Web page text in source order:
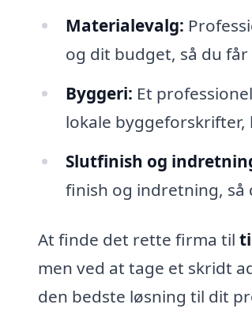
Materialevalg:
og dit budget, så du
Byggeri: Et
lokale
Slutfinish og
finish og indretning,
At finde det rette firma til
men ved at tage et skridt
den bedste løsning til dit